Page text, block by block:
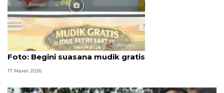
Foto
Foto: Begini suasana mudik gratis
17 Maret 2026